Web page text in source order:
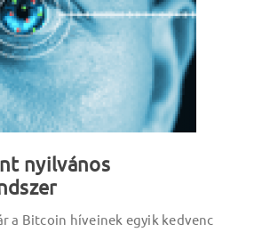
nyilvános
a Bitcoin híveinek egyik kedvenc